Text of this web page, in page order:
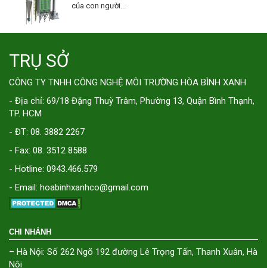
của con người...
TRỤ SỞ
CÔNG TY TNHH CÔNG NGHỆ MÔI TRƯỜNG HÒA BÌNH XANH
- Địa chỉ: 69/18 Đặng Thuỳ Trâm, Phường 13, Quận Bình Thạnh,
TP. HCM
- ĐT: 08. 3882 2267
- Fax: 08. 3512 8588
- Hotline: 0943.466.579
- Email: hoabinhxanhco@gmail.com
CHI NHÁNH
– Hà Nội: Số 262 Ngõ 192 đường Lê Trọng Tấn, Thanh Xuân, Hà
Nội